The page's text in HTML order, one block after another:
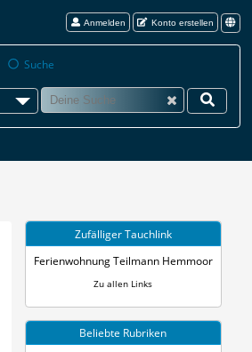
Anmelden Konto erstellen
Suche
Zufälliger Tauchlink
Ferienwohnung Teilmann Hemmoor
Zu allen Links
Beliebte Rubriken